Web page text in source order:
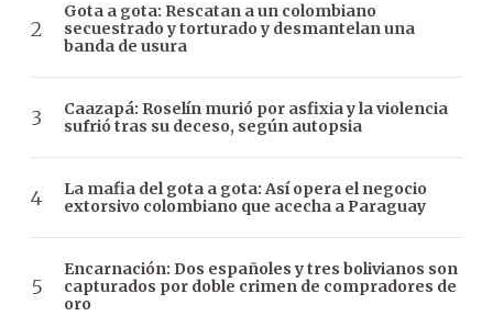
Gota a gota: Rescatan a un colombiano
secuestrado y torturado y desmantelan una
banda de usura
Caazapá: Roselín murió por asfixia y la violencia
sufrió tras su deceso, según autopsia
La mafia del gota a gota: Así opera el negocio
extorsivo colombiano que acecha a Paraguay
Encarnación: Dos españoles y tres bolivianos son
capturados por doble crimen de compradores de
oro